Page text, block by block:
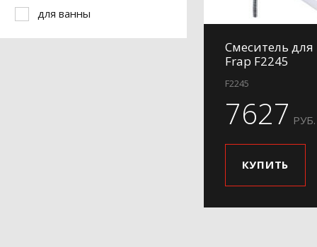
для ванны
Смеситель
Frap F2245
F2245
7627 РУБ.
КУПИТЬ